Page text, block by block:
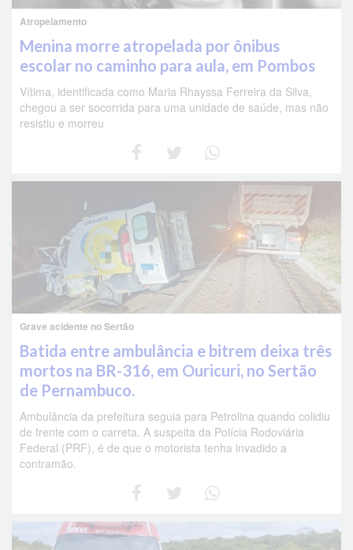
Atropelamento
Menina morre atropelada por ônibus
escolar no caminho para aula, em Pombos
Vítima, identificada como Maria Rhayssa Ferreira da Silva,
chegou a ser socorrida para uma unidade de saúde, mas não
resistiu e morreu
Grave acidente no Sertão
Batida entre ambulância e bitrem deixa três
mortos na BR-316, em Ouricuri, no Sertão
de Pernambuco.
Ambulância da prefeitura seguia para Petrolina quando colidiu
de frente com o carreta. A suspeita da Polícia Rodoviária
Federal (PRF), é de que o motorista tenha invadido a
contramão.